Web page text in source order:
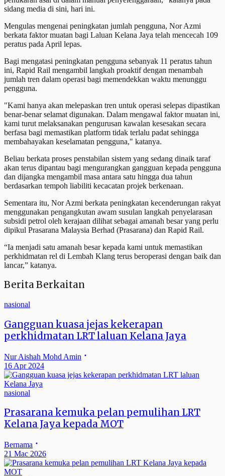
sidang media di sini, hari ini.
Mengulas mengenai peningkatan jumlah pengguna, Nor Azmi
berkata faktor muatan bagi Laluan Kelana Jaya telah mencecah 109
peratus pada April lepas.
Bagi mengatasi peningkatan pengguna sebanyak 11 peratus tahun
ini, Rapid Rail mengambil langkah proaktif dengan menambah
jumlah tren dalam operasi bagi memendekkan waktu menunggu
pengguna.
"Kami hanya akan melepaskan tren untuk operasi selepas dipastikan
benar-benar selamat digunakan. Dalam mengawal faktor muatan ini,
kami turut melaksanakan pengurusan kawalan kesesakan secara
berfasa bagi memastikan platform tidak terlalu padat sehingga
membahayakan keselamatan pengguna," katanya.
Beliau berkata proses penstabilan sistem yang sedang dinaik taraf
akan terus dipantau bagi mengurangkan gangguan kepada pengguna
dan dijangka mengambil masa antara satu hingga dua tahun
berdasarkan tempoh liabiliti kecacatan projek berkenaan.
Sementara itu, Nor Azmi berkata peningkatan kecenderungan rakyat
menggunakan pengangkutan awam susulan langkah penyelarasan
subsidi petrol oleh kerajaan dilihat sebagai amanah besar yang perlu
dipikul Prasarana Malaysia Berhad (Prasarana) dan Rapid Rail.
“Ia menjadi satu amanah besar kepada kami untuk memastikan
perkhidmatan rel di Lembah Klang terus beroperasi dengan baik dan
lancar,” katanya.
Berita Berkaitan
nasional
Gangguan kuasa jejas kekerapan
perkhidmatan LRT laluan Kelana Jaya
Nur Aishah Mohd Amin
16 Apr 2024
nasional
Prasarana kemuka pelan pemulihan LRT
Kelana Jaya kepada MOT
Bernama
21 Mac 2026